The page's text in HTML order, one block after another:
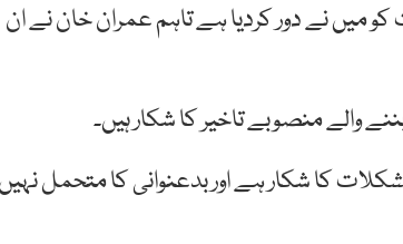
میں نے دور کردیا ہے تاہم عمران خان نے ان
والے منصوبے تاخیر کا شکار ہیں۔
کا شکار ہے اور بدعنوانی کا متحمل